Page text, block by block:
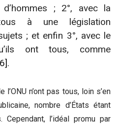
; 2°, avec la
à une législation
; et enfin 3°, avec le
ont tous, comme
.
n’ont pas tous, loin s’en
nombre d’États étant
Cependant, l’idéal promu par